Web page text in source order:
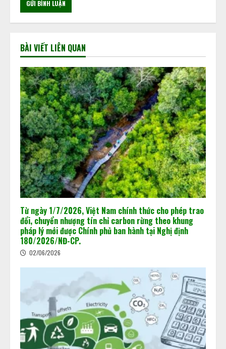
BÀI VIẾT LIÊN QUAN
Từ ngày 1/7/2026, Việt Nam chính thức cho phép trao
đổi, chuyển nhượng tín chỉ carbon rừng theo khung
pháp lý mới được Chính phủ ban hành tại Nghị định
180/2026/NĐ-CP.
02/06/2026
Khi dấu chân carbon quyết định